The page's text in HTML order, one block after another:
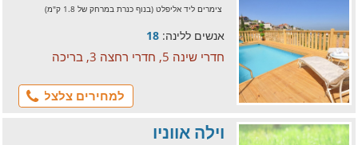
צימרים ליד אליפלט (בנוף כנרת במרחק של 1.8 ק"מ)
אנשים ללינה: 18
חדרי שינה 5, חדרי רחצה 3, בריכה
למחירים צלצל
וילה אווניו